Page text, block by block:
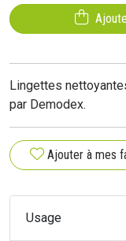
Lingettes
par Demodex.
Ajouter à mes
Usage